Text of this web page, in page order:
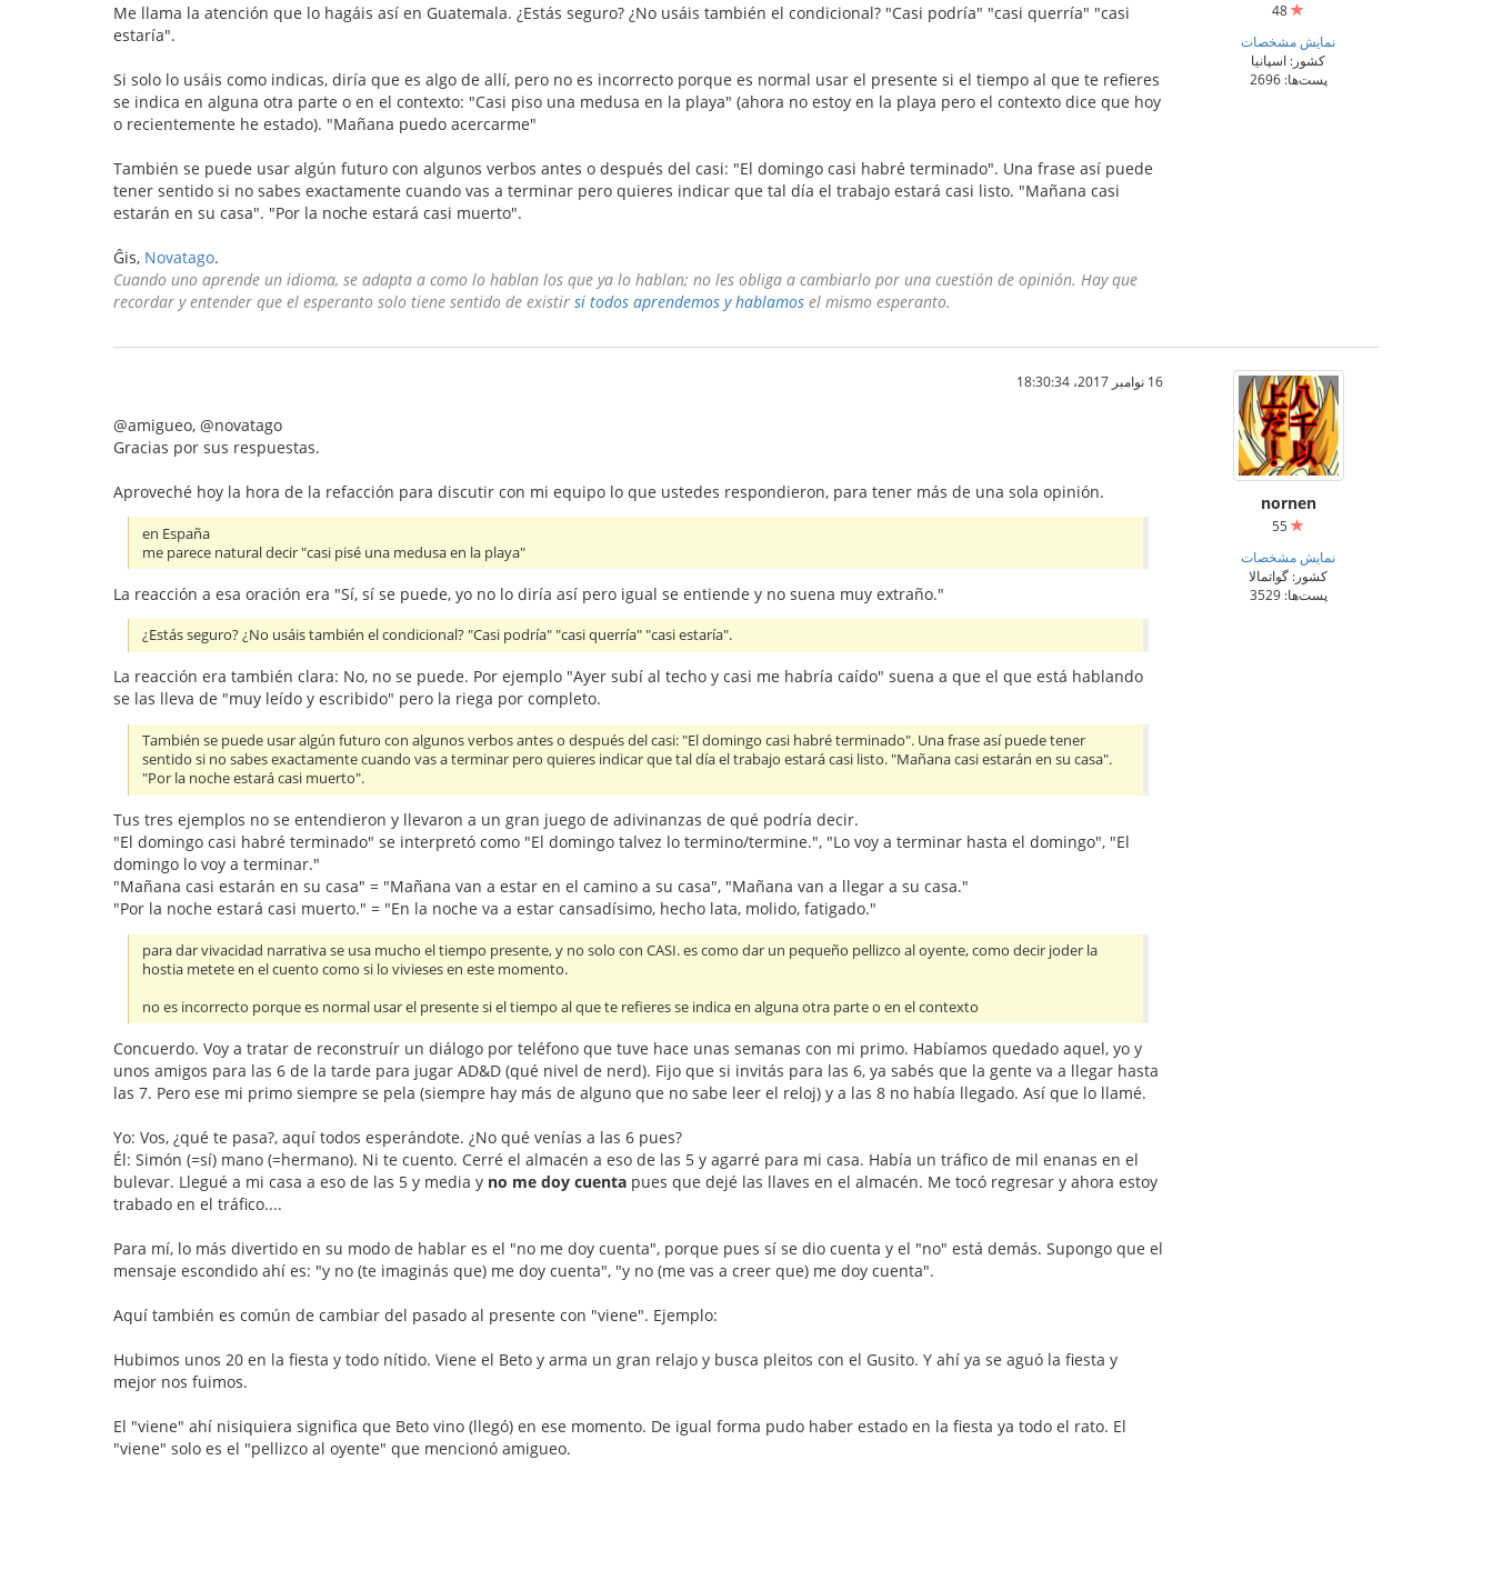
نمایش مشخصات
کشور: اسپانیا
پست‌ها: 2696
Me llama la atención que lo hagáis así en Guatemala. ¿Estás seguro? ¿No usáis también el condicional? "Casi podría" "casi querría" "casi
estaría".
Si solo lo usáis como indicas, diría que es algo de allí, pero no es incorrecto porque es normal usar el presente si el tiempo al que te refieres
se indica en alguna otra parte o en el contexto: "Casi piso una medusa en la playa" (ahora no estoy en la playa pero el contexto dice que hoy
o recientemente he estado). "Mañana puedo acercarme"
También se puede usar algún futuro con algunos verbos antes o después del casi: "El domingo casi habré terminado". Una frase así puede
tener sentido si no sabes exactamente cuando vas a terminar pero quieres indicar que tal día el trabajo estará casi listo. "Mañana casi
estarán en su casa". "Por la noche estará casi muerto".
Ĝis, Novatago.
Cuando uno aprende un idioma, se adapta a como lo hablan los que ya lo hablan; no les obliga a cambiarlo por una cuestión de opinión. Hay que
recordar y entender que el esperanto solo tiene sentido de existir si todos aprendemos y hablamos el mismo esperanto.
nornen
نمایش مشخصات
کشور: گواتمالا
پست‌ها: 3529
16 نوامبر 2017،‏ 18:30:34
@amigueo, @novatago
Gracias por sus respuestas.
Aproveché hoy la hora de la refacción para discutir con mi equipo lo que ustedes respondieron, para tener más de una sola opinión.
en España
me parece natural decir "casi pisé una medusa en la playa"
La reacción a esa oración era "Sí, sí se puede, yo no lo diría así pero igual se entiende y no suena muy extraño."
¿Estás seguro? ¿No usáis también el condicional? "Casi podría" "casi querría" "casi estaría".
La reacción era también clara: No, no se puede. Por ejemplo "Ayer subí al techo y casi me habría caído" suena a que el que está hablando
se las lleva de "muy leído y escribido" pero la riega por completo.
También se puede usar algún futuro con algunos verbos antes o después del casi: "El domingo casi habré terminado". Una frase así puede tener
sentido si no sabes exactamente cuando vas a terminar pero quieres indicar que tal día el trabajo estará casi listo. "Mañana casi estarán en su casa".
"Por la noche estará casi muerto".
Tus tres ejemplos no se entendieron y llevaron a un gran juego de adivinanzas de qué podría decir.
"El domingo casi habré terminado" se interpretó como "El domingo talvez lo termino/termine.", "Lo voy a terminar hasta el domingo", "El
domingo lo voy a terminar."
"Mañana casi estarán en su casa" = "Mañana van a estar en el camino a su casa", "Mañana van a llegar a su casa."
"Por la noche estará casi muerto." = "En la noche va a estar cansadísimo, hecho lata, molido, fatigado."
para dar vivacidad narrativa se usa mucho el tiempo presente, y no solo con CASI. es como dar un pequeño pellizco al oyente, como decir joder la
hostia metete en el cuento como si lo vivieses en este momento.
no es incorrecto porque es normal usar el presente si el tiempo al que te refieres se indica en alguna otra parte o en el contexto
Concuerdo. Voy a tratar de reconstruír un diálogo por teléfono que tuve hace unas semanas con mi primo. Habíamos quedado aquel, yo y
unos amigos para las 6 de la tarde para jugar AD&D (qué nivel de nerd). Fijo que si invitás para las 6, ya sabés que la gente va a llegar hasta
las 7. Pero ese mi primo siempre se pela (siempre hay más de alguno que no sabe leer el reloj) y a las 8 no había llegado. Así que lo llamé.
Yo: Vos, ¿qué te pasa?, aquí todos esperándote. ¿No qué venías a las 6 pues?
Él: Simón (=sí) mano (=hermano). Ni te cuento. Cerré el almacén a eso de las 5 y agarré para mi casa. Había un tráfico de mil enanas en el
bulevar. Llegué a mi casa a eso de las 5 y media y no me doy cuenta pues que dejé las llaves en el almacén. Me tocó regresar y ahora estoy
trabado en el tráfico....
Para mí, lo más divertido en su modo de hablar es el "no me doy cuenta", porque pues sí se dio cuenta y el "no" está demás. Supongo que el
mensaje escondido ahí es: "y no (te imaginás que) me doy cuenta", "y no (me vas a creer que) me doy cuenta".
Aquí también es común de cambiar del pasado al presente con "viene". Ejemplo:
Hubimos unos 20 en la fiesta y todo nítido. Viene el Beto y arma un gran relajo y busca pleitos con el Gusito. Y ahí ya se aguó la fiesta y
mejor nos fuimos.
El "viene" ahí nisiquiera significa que Beto vino (llegó) en ese momento. De igual forma pudo haber estado en la fiesta ya todo el rato. El
"viene" solo es el "pellizco al oyente" que mencionó amigueo.